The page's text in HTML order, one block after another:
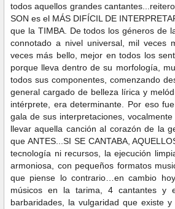
todos aquellos grandes
SON es el MÁS DIFÍCIL DE
que la TIMBA. De todos los géneros de
connotado a nivel universal, mil veces
veces más bello, mejor en todos los
porque lleva dentro de su morfología,
todos sus componentes, comenzando
general cargado de belleza lírica y
intérprete, era determinante. Por eso
gala de sus interpretaciones,
llevar aquella canción al corazón de la
que ANTES...SI SE CANTABA,
tecnología ni recursos, la ejecución
armoniosa, con pequeños formatos
que piense lo contrario…en cambio
músicos en la tarima, 4 cantantes y
barbaridades, la vulgaridad que existe